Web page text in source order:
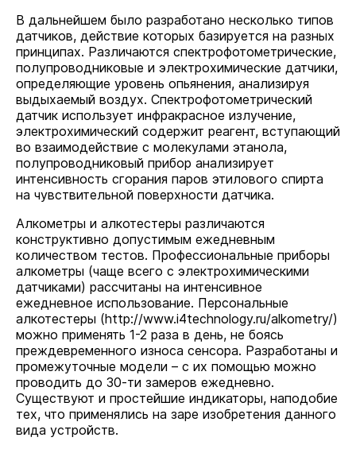
В дальнейшем было разработано несколько типов
датчиков, действие которых базируется на разных
принципах. Различаются спектрофотометрические,
полупроводниковые и электрохимические датчики,
определяющие уровень опьянения, анализируя
выдыхаемый воздух. Спектрофотометрический
датчик использует инфракрасное излучение,
электрохимический содержит реагент, вступающий
во взаимодействие с молекулами этанола,
полупроводниковый прибор анализирует
интенсивность сгорания паров этилового спирта
на чувствительной поверхности датчика.
Алкометры и алкотестеры различаются
конструктивно допустимым ежедневным
количеством тестов. Профессиональные приборы
алкометры (чаще всего с электрохимическими
датчиками) рассчитаны на интенсивное
ежедневное использование. Персональные
алкотестеры (http://www.i4technology.ru/alkometry/)
можно применять 1-2 раза в день, не боясь
преждевременного износа сенсора. Разработаны и
промежуточные модели – с их помощью можно
проводить до 30-ти замеров ежедневно.
Существуют и простейшие индикаторы, наподобие
тех, что применялись на заре изобретения данного
вида устройств.